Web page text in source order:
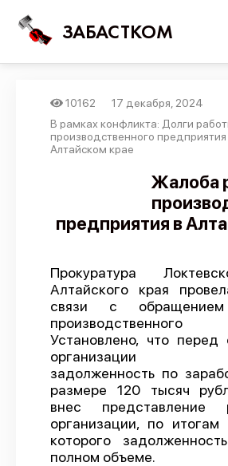
ЗАБАСТКОМ
Войти
Новости
Карта событий
Отчеты
Предложить
Справочник
О проекте
Политика
10162
17 декабря, 2024
В рамках конфликта: Долги
производственного предприятия
Алтайском крае
Жалоба
предприятия в
Прокуратура
Алтайского края
связи с обращением
производственного
Установлено, что перед
организации
задолженность по
размере 120 тысяч
внес представление
организации, по итогам
которого
полном объеме.